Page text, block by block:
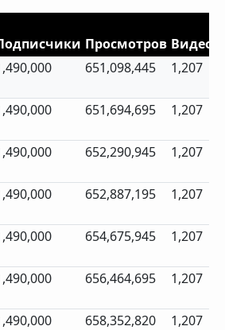
Просмотров Видео
651,098,445 1,207
651,694,695 1,207
652,290,945 1,207
652,887,195 1,207
654,675,945 1,207
656,464,695 1,207
658,352,820 1,207